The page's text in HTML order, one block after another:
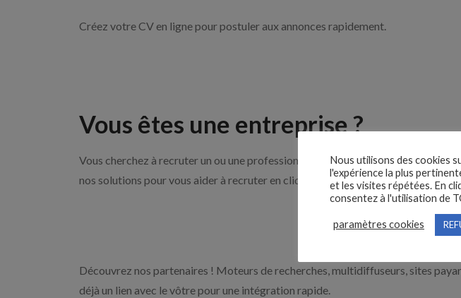
Créez votre CV en ligne pour postuler aux annonces rapidement.
Vous êtes une entreprise ?
Vous cherchez à recruter un ou une professionnelle de l’artisanat par exemple
nos solutions pour vous aider à recruter en cliquant sur le bouton ci-dessous.
Nos
Découvrez nos partenaires ! Moteurs de recherches, multidiffuseurs, sites
déjà un lien avec le vôtre pour une intégration rapide.
Nous utilisons des cookies
l'expérience la plus
et les visites répétées. En
consentez à l'utilisation de
paramètres cookies